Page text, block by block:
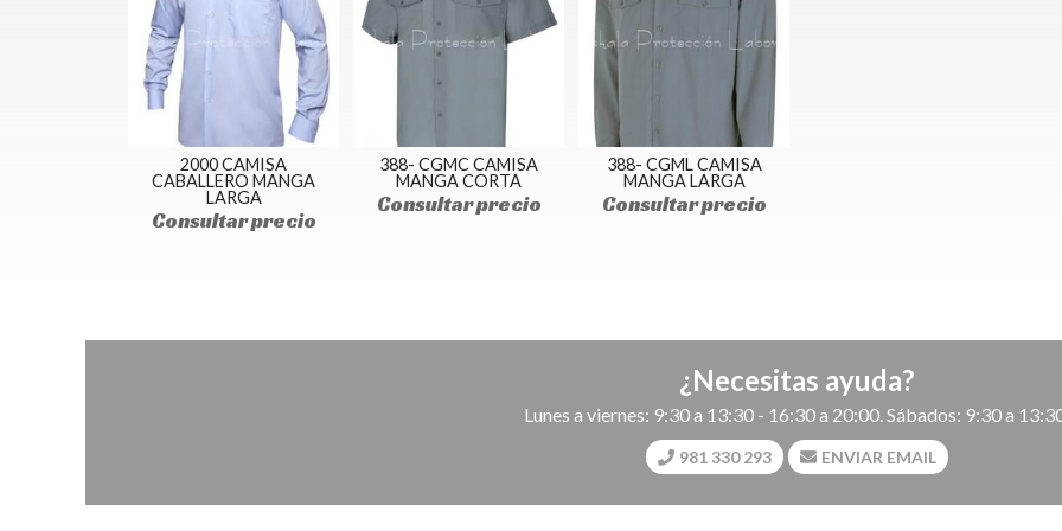
2000 CAMISA
CABALLERO MANGA
LARGA
Consultar precio
388- CGMC CAMISA
MANGA CORTA
Consultar precio
388- CGML CAMISA
MANGA LARGA
Consultar precio
¿Necesitas ayuda?
Lunes a viernes: 9:30 a 13:30 - 16:30 a 20:00. Sábados: 9:30 a
981 330 293 ENVIAR EMAIL